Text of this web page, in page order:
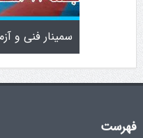
سمینار فنی و
فهرست